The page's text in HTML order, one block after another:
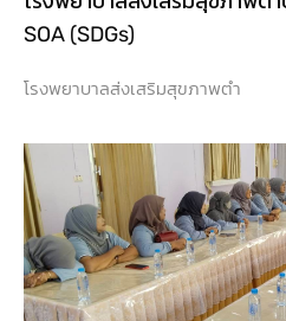
SOA (SDGs)
โรงพยาบาลส่งเสริมสุขภาพตำ